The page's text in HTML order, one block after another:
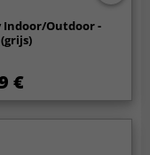
Indoor/Outdoor -
€